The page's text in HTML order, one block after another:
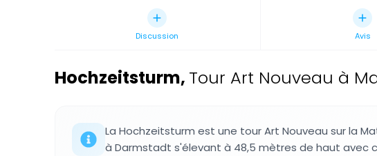
Discussion Avis
Hochzeitsturm, Tour Art Nouveau à
La Hochzeitsturm est une tour Art Nouveau sur la
à Darmstadt s'élevant à 48,5 mètres de haut avec